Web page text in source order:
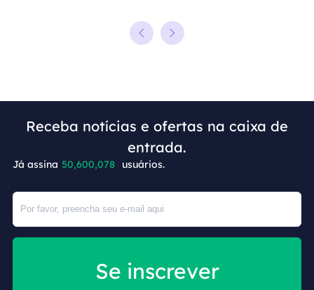
Receba notícias e ofertas na caixa de
entrada.
Já assina 50,600,079 usuários.
Se inscrever